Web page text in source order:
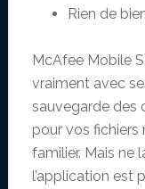
Rien de
McAfee Mobile
vraiment avec
sauvegarde des
pour vos
familier. Mais ne
l’application est